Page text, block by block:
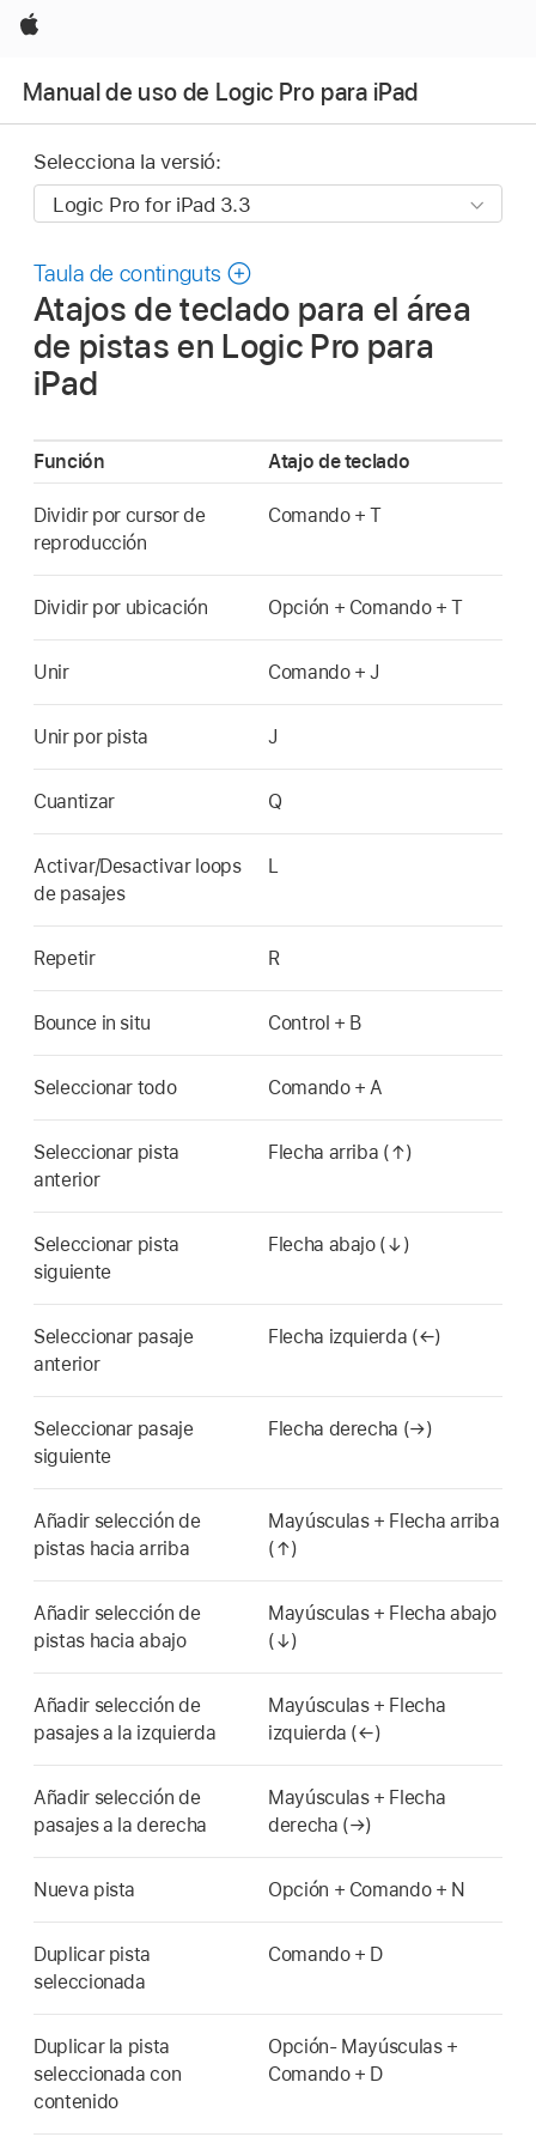
Apple
Manual de uso de Logic Pro para iPad
Selecciona la versió:
Taula de continguts
Atajos de teclado para el área
de pistas en Logic Pro para
iPad
Función Atajo de teclado
Dividir por cursor de
reproducción
Comando + T
Dividir por ubicación Opción + Comando + T
Unir Comando + J
Unir por pista J
Cuantizar Q
Activar/Desactivar loops
de pasajes
L
Repetir R
Bounce in situ Control + B
Seleccionar todo Comando + A
Seleccionar pista
anterior
Flecha arriba (↑)
Seleccionar pista
siguiente
Flecha abajo (↓)
Seleccionar pasaje
anterior
Flecha izquierda (←)
Seleccionar pasaje
siguiente
Flecha derecha (→)
Añadir selección de
pistas hacia arriba
Mayúsculas + Flecha arriba
(↑)
Añadir selección de
pistas hacia abajo
Mayúsculas + Flecha abajo
(↓)
Añadir selección de
pasajes a la izquierda
Mayúsculas + Flecha
izquierda (←)
Añadir selección de
pasajes a la derecha
Mayúsculas + Flecha
derecha (→)
Nueva pista Opción + Comando + N
Duplicar pista
seleccionada
Comando + D
Duplicar la pista
seleccionada con
contenido
Opción- Mayúsculas +
Comando + D